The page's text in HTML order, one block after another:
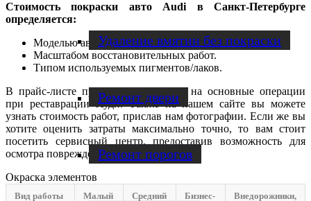
Удаление вмятин без покраски
Ремонт двери
Ремонт порогов
Стоимость покраски авто Audi в Санкт-Петербурге
определяется:
Моделью автомобиля.
Масштабом восстановительных работ.
Типом используемых пигментов/лаков.
В прайс-листе приводятся расценки на основные операции
при реставрации Ауди. Также на нашем сайте вы можете
узнать стоимость работ, прислав нам фотографии. Если же вы
хотите оценить затраты максимально точно, то вам стоит
посетить сервисный центр, предоставив возможность для
осмотра поврежденного автомобиля.
Окраска элементов
Вид работы
Малый
Средний
Бизнес-
Внедорожники,